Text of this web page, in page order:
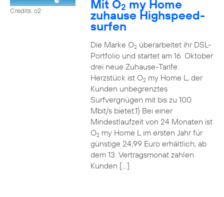
Credits: o2 Mit O2 my Home
zuhause Highspeed-
surfen
Die Marke O2überarbeitet ihr DSL-
Portfolio und startet am 16. Oktober
drei neue Zuhause-Tarife:
Herzstück ist O2my Home L, der
Kunden unbegrenztes
Surfvergnügen mit bis zu 100
Mbit/s bietet.1) Bei einer
Mindestlaufzeit von 24 Monaten ist
O2my Home L im ersten Jahr für
günstige 24,99 Euro erhältlich, ab
dem 13. Vertragsmonat zahlen
Kunden […]